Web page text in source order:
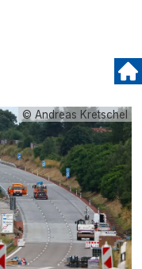
© Andreas Kretschel